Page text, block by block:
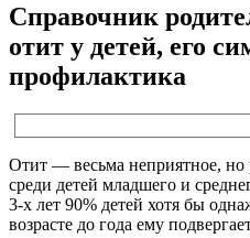
Справочник
отит у детей, его
профилактика
Отит — весьма неприятное, но
среди детей младшего и
3-х лет 90% детей хотя бы
возрасте до года ему